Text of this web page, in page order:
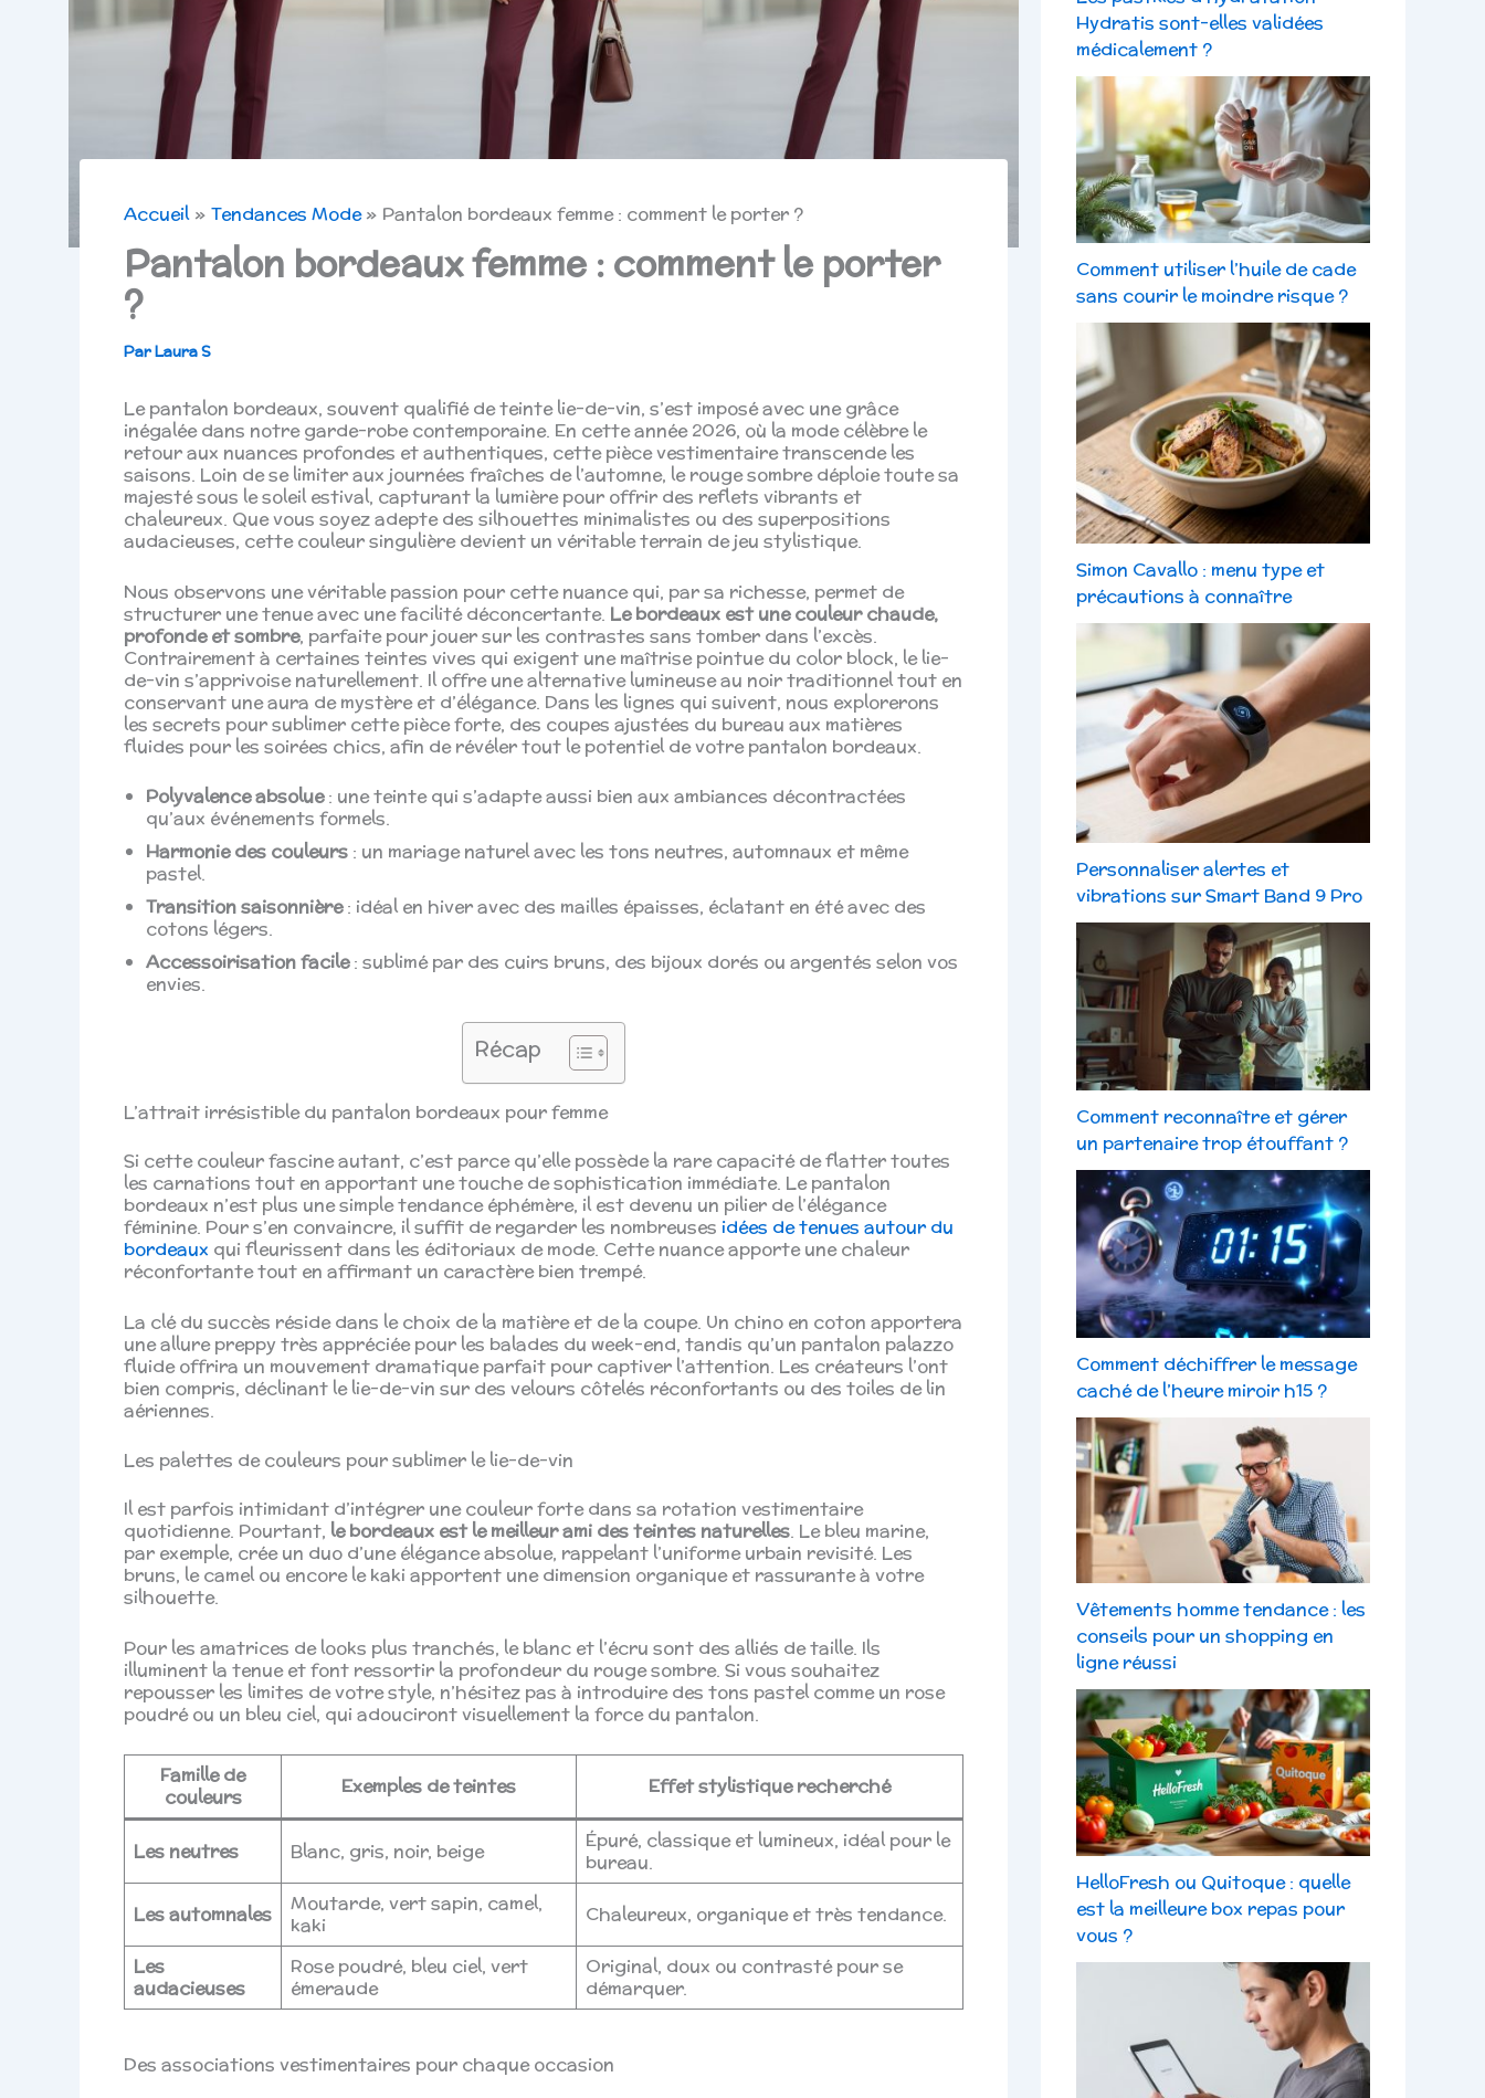
Accueil Tendances Mode Pantalon bordeaux femme : comment le porter ?
Pantalon bordeaux femme : comment le porter
?
ParLaura S
Le pantalon bordeaux, souvent qualifié de teinte lie-de-vin, s’est imposé avec une grâce
inégalée dans notre garde-robe contemporaine. En cette année 2026, où la mode célèbre le
retour aux nuances profondes et authentiques, cette pièce vestimentaire transcende les
saisons. Loin de se limiter aux journées fraîches de l’automne, le rouge sombre déploie toute sa
majesté sous le soleil estival, capturant la lumière pour offrir des reflets vibrants et
chaleureux. Que vous soyez adepte des silhouettes minimalistes ou des superpositions
audacieuses, cette couleur singulière devient un véritable terrain de jeu stylistique.
Nous observons une véritable passion pour cette nuance qui, par sa richesse, permet de
structurer une tenue avec une facilité déconcertante. Le bordeaux est une couleur chaude,
profonde et sombre, parfaite pour jouer sur les contrastes sans tomber dans l’excès.
Contrairement à certaines teintes vives qui exigent une maîtrise pointue du color block, le lie-
de-vin s’apprivoise naturellement. Il offre une alternative lumineuse au noir traditionnel tout en
conservant une aura de mystère et d’élégance. Dans les lignes qui suivent, nous explorerons
les secrets pour sublimer cette pièce forte, des coupes ajustées du bureau aux matières
fluides pour les soirées chics, afin de révéler tout le potentiel de votre pantalon bordeaux.
Polyvalence absolue: une teinte qui s’adapte aussi bien aux ambiances décontractées
qu’aux événements formels.
Harmonie des couleurs : un mariage naturel avec les tons neutres, automnaux et même
pastel.
Transition saisonnière: idéal en hiver avec des mailles épaisses, éclatant en été avec des
cotons légers.
Accessoirisation facile: sublimé par des cuirs bruns, des bijoux dorés ou argentés selon vos
envies.
Récap
L’attrait irrésistible du pantalon bordeaux pour femme
Si cette couleur fascine autant, c’est parce qu’elle possède la rare capacité de flatter toutes
les carnations tout en apportant une touche de sophistication immédiate. Le pantalon
bordeaux n’est plus une simple tendance éphémère, il est devenu un pilier de l’élégance
féminine. Pour s’en convaincre, il suffit de regarder les nombreuses idées de tenues autour du
bordeaux qui fleurissent dans les éditoriaux de mode. Cette nuance apporte une chaleur
réconfortante tout en affirmant un caractère bien trempé.
La clé du succès réside dans le choix de la matière et de la coupe. Un chino en coton apportera
une allure preppy très appréciée pour les balades du week-end, tandis qu’un pantalon palazzo
fluide offrira un mouvement dramatique parfait pour captiver l’attention. Les créateurs l’ont
bien compris, déclinant le lie-de-vin sur des velours côtelés réconfortants ou des toiles de lin
aériennes.
Les palettes de couleurs pour sublimer le lie-de-vin
Il est parfois intimidant d’intégrer une couleur forte dans sa rotation vestimentaire
quotidienne. Pourtant, le bordeaux est le meilleur ami des teintes naturelles. Le bleu marine,
par exemple, crée un duo d’une élégance absolue, rappelant l’uniforme urbain revisité. Les
bruns, le camel ou encore le kaki apportent une dimension organique et rassurante à votre
silhouette.
Pour les amatrices de looks plus tranchés, le blanc et l’écru sont des alliés de taille. Ils
illuminent la tenue et font ressortir la profondeur du rouge sombre. Si vous souhaitez
repousser les limites de votre style, n’hésitez pas à introduire des tons pastel comme un rose
poudré ou un bleu ciel, qui adouciront visuellement la force du pantalon.
Famille de
couleurs
Exemples de teintes Effet stylistique recherché
Les neutres Blanc, gris, noir, beige
Épuré, classique et lumineux, idéal pour le
bureau.
Les automnales
Moutarde, vert sapin, camel,
kaki
Chaleureux, organique et très tendance.
Les
audacieuses
Rose poudré, bleu ciel, vert
émeraude
Original, doux ou contrasté pour se
démarquer.
Des associations vestimentaires pour chaque occasion
Hydratis sont-elles validées
médicalement ?
Comment utiliser l’huile de cade
sans courir le moindre risque ?
Simon Cavallo : menu type et
précautions à connaître
Personnaliser alertes et
vibrations sur Smart Band 9 Pro
Comment reconnaître et gérer
un partenaire trop étouffant ?
Comment déchiffrer le message
caché de l’heure miroir h15 ?
Vêtements homme tendance : les
conseils pour un shopping en
ligne réussi
HelloFresh ou Quitoque : quelle
est la meilleure box repas pour
vous ?